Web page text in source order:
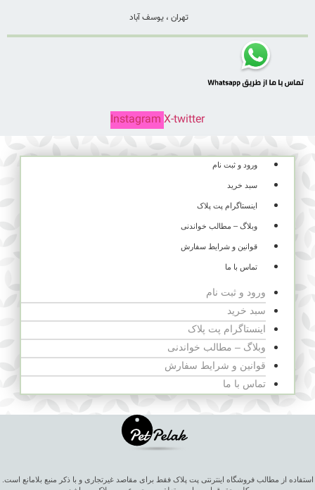
تهران ، یوسف آباد
Instagram X-twitter
ورود و ثبت نام
سبد خرید
اینستاگرام پت پلاک
وبلاگ – مطالب خواندنی
قوانین و شرایط سفارش
تماس با ما
ورود و ثبت نام
سبد خرید
اینستاگرام پت پلاک
وبلاگ – مطالب خواندنی
قوانین و شرایط سفارش
تماس با ما
استفاده از مطالب فروشگاه اینترنتی پت پلاک فقط برای مقاصد غیرتجاری و با ذکر منبع بلامانع است.